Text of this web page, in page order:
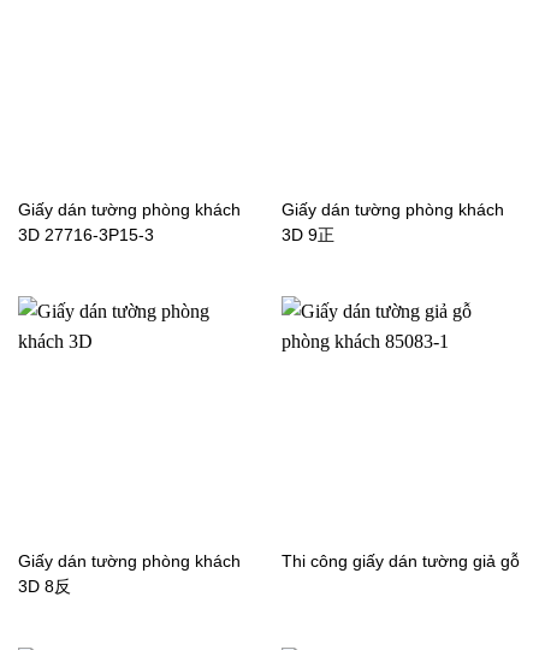
Giấy dán tường phòng khách
3D 27716-3P15-3
Giấy dán tường phòng khách
3D 9正
Giấy dán tường phòng khách
3D 8反
Thi công giấy dán tường giả gỗ